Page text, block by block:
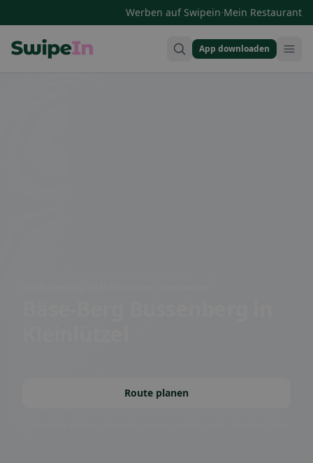
Werben auf Swipein·Mein Restaurant
App downloaden
Route planen